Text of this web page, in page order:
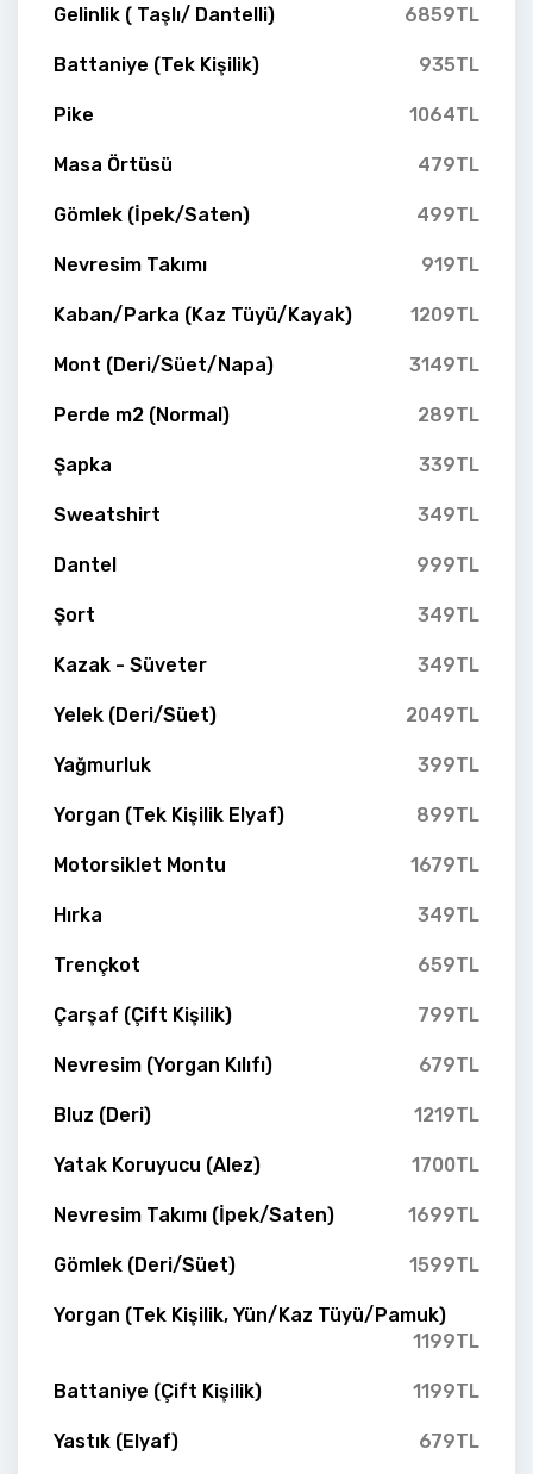
Gelinlik ( Taşlı/ Dantelli) 6859TL
Battaniye (Tek Kişilik) 935TL
Pike 1064TL
Masa Örtüsü 479TL
Gömlek (İpek/Saten) 499TL
Nevresim Takımı 919TL
Kaban/Parka (Kaz Tüyü/Kayak) 1209TL
Mont (Deri/Süet/Napa) 3149TL
Perde m2 (Normal) 289TL
Şapka 339TL
Sweatshirt 349TL
Dantel 999TL
Şort 349TL
Kazak - Süveter 349TL
Yelek (Deri/Süet) 2049TL
Yağmurluk 399TL
Yorgan (Tek Kişilik Elyaf) 899TL
Motorsiklet Montu 1679TL
Hırka 349TL
Trençkot 659TL
Çarşaf (Çift Kişilik) 799TL
Nevresim (Yorgan Kılıfı) 679TL
Bluz (Deri) 1219TL
Yatak Koruyucu (Alez) 1700TL
Nevresim Takımı (İpek/Saten) 1699TL
Gömlek (Deri/Süet) 1599TL
Yorgan (Tek Kişilik, Yün/Kaz Tüyü/Pamuk)
1199TL
Battaniye (Çift Kişilik) 1199TL
Yastık (Elyaf) 679TL